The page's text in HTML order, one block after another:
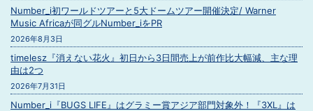
Number_i初ワールドツアーと5大ドームツアー開催決定/ Warner
Music Africaが同グルNumber_iをPR
2026年8月3日
timelesz『消えない花火』初日から3日間売上が前作比大幅減、主な理
由は2つ
2026年7月31日
Number_i『BUGS LIFE』はグラミー賞アジア部門対象外！『3XL』は